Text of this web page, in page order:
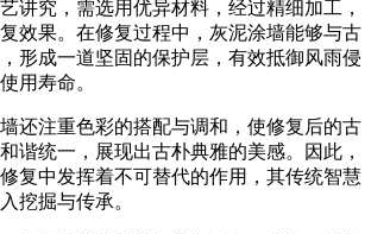
究，需选用优异材料，经过精细加工，
效果。在修复过程中，灰泥涂墙能够与古
形成一道坚固的保护层，有效抵御风雨侵
用寿命。
注重色彩的搭配与调和，使修复后的古
谐统一，展现出古朴典雅的美感。因此，
复中发挥着不可替代的作用，其传统智慧
挖掘与传承。